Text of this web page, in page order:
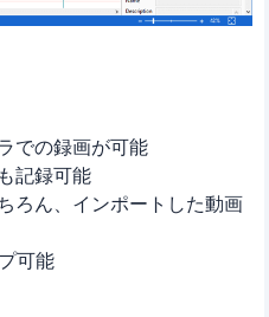
での録画が可能
記録可能
ろん、インポートした動画
可能